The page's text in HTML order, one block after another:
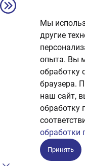
Мы
другие
опыта. Вы
обработку
браузера.
наш сайт,
обработку
обработки
Принять